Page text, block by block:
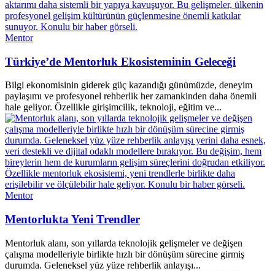
Mentor
Türkiye’de Mentorluk Ekosisteminin Geleceği
Bilgi ekonomisinin giderek güç kazandığı günümüzde, deneyim
paylaşımı ve profesyonel rehberlik her zamankinden daha önemli
hale geliyor. Özellikle girişimcilik, teknoloji, eğitim ve...
Mentor
Mentorlukta Yeni Trendler
Mentorluk alanı, son yıllarda teknolojik gelişmeler ve değişen
çalışma modelleriyle birlikte hızlı bir dönüşüm sürecine girmiş
durumda. Geleneksel yüz yüze rehberlik anlayışı...